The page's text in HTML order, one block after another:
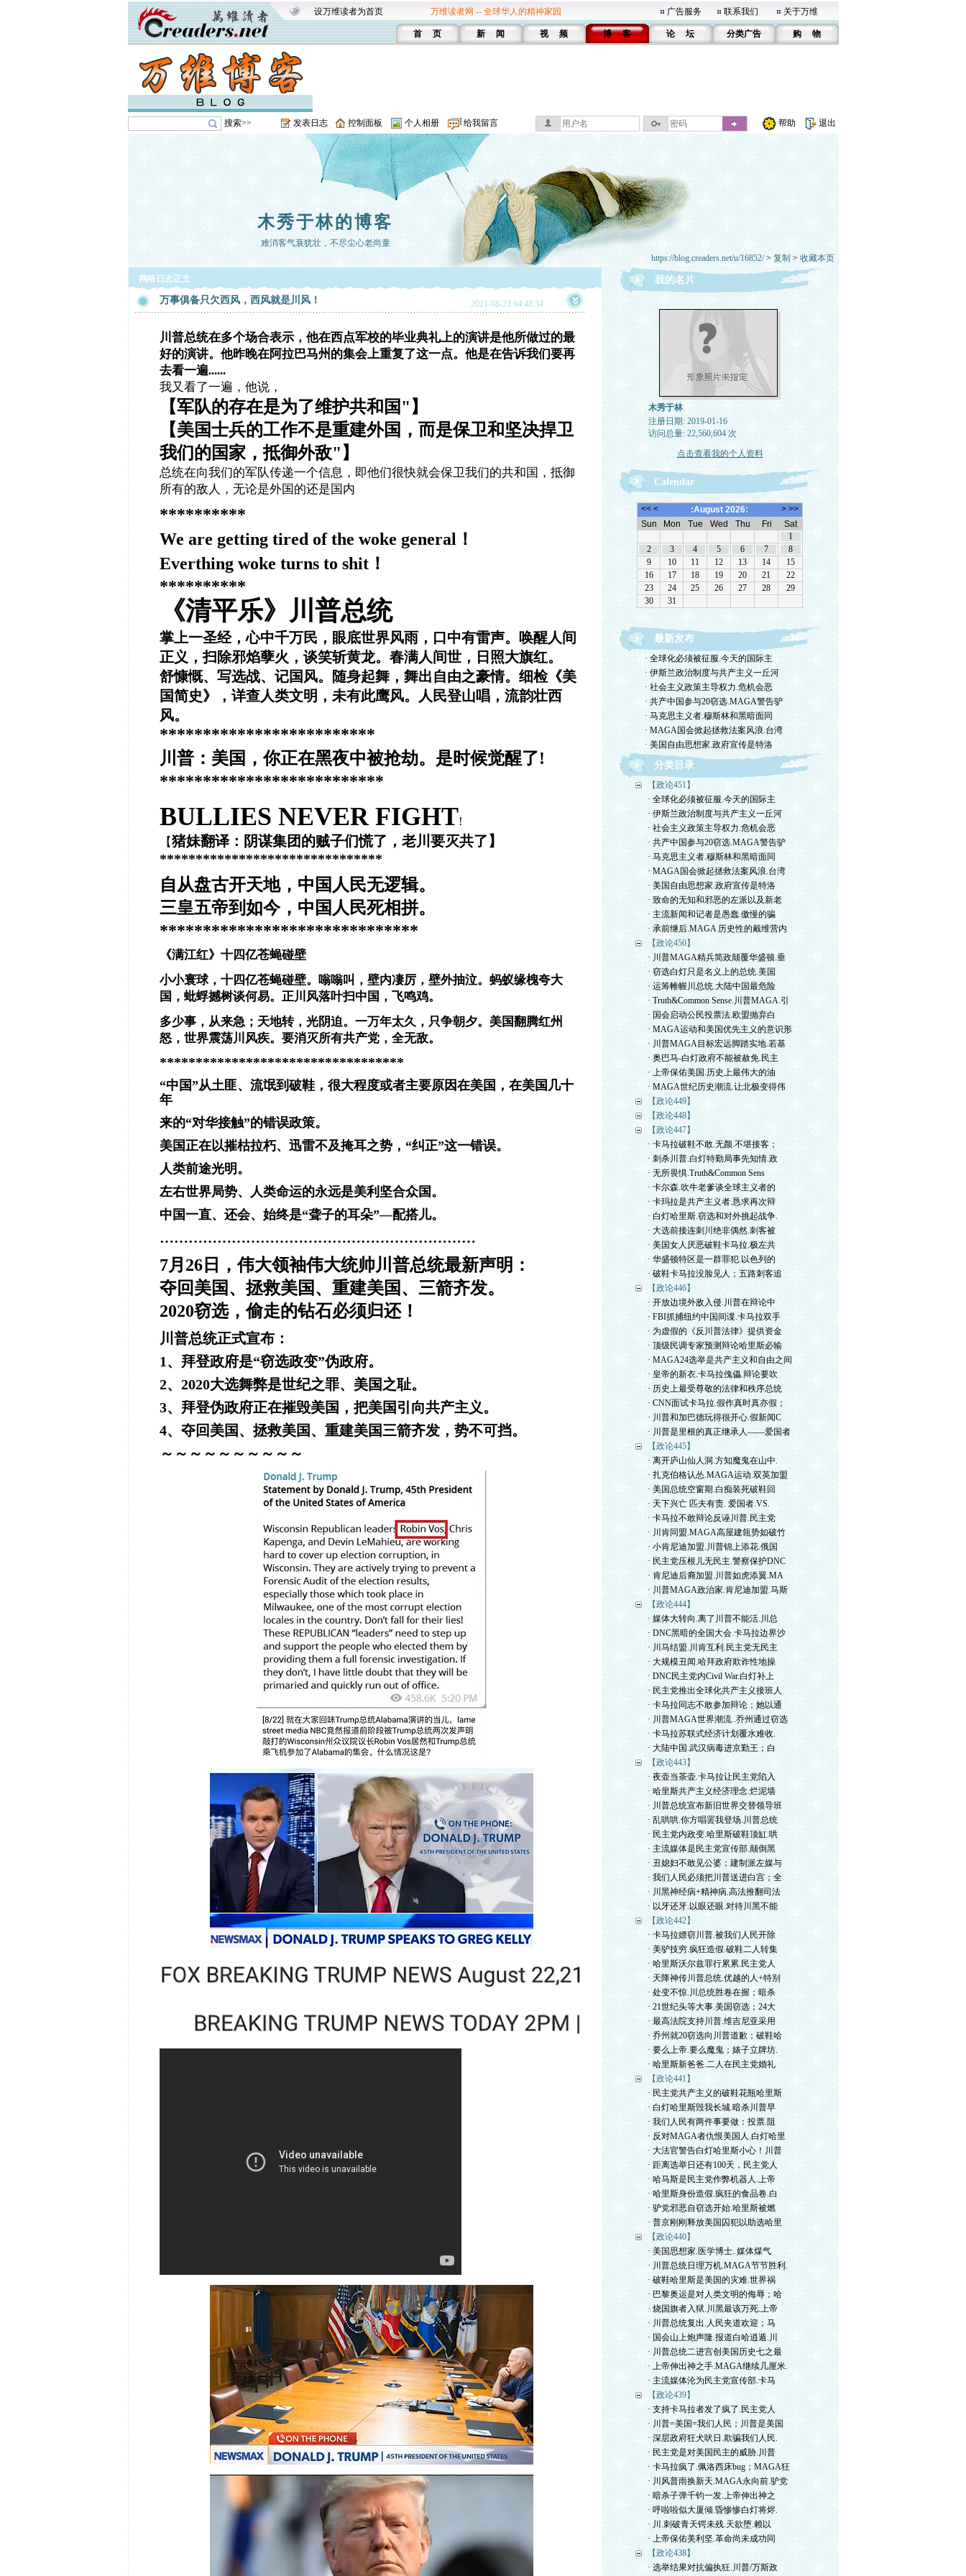
设万维读者为首页 万维读者网 -- 全球华人的精神家园 广告服务 联系我们 关于万维
首 页 新 闻 视 频 博 客 论 坛 分类广告 购 物
搜索>> 发表日志 控制面板 个人相册 给我留言 帮助 退出
木秀于林的博客
难消客气衰犹壮，不尽尘心老尚童
https://blog.creaders.net/u/16852/> 复制 > 收藏本页
网络日志正文
万事俱备只欠西风，西风就是川风！ 2021-08-23 04:48:34
川普总统在多个场合表示，他在西点军校的毕业典礼上的演讲是他所做过的最
好的演讲。他昨晚在阿拉巴马州的集会上重复了这一点。他是在告诉我们要再
去看一遍......
我又看了一遍，他说，
【军队的存在是为了维护共和国"】
【美国士兵的工作不是重建外国，而是保卫和坚决捍卫
我们的国家，抵御外敌"】
总统在向我们的军队传递一个信息，即他们很快就会保卫我们的共和国，抵御
所有的敌人，无论是外国的还是国内
**********
We are getting tired of the woke general！
Everthing woke turns to shit！
**********
《清平乐》川普总统
掌上一圣经，心中千万民，眼底世界风雨，口中有雷声。唤醒人间
正义，扫除邪焰孽火，谈笑斩黄龙。春满人间世，日照大旗红。
舒慷慨、写选战、记国风。随身起舞，舞出自由之豪情。细检《美
国简史》，详查人类文明，未有此鹰风。人民登山唱，流韵壮西
风。
*************************
川普：美国，你正在黑夜中被抢劫。是时候觉醒了!
**************************
BULLIES NEVER FIGHT!
【猪妹翻译：阴谋集团的贼子们慌了，老川要灭共了】
*******************************
自从盘古开天地，中国人民无逻辑。
三皇五帝到如今，中国人民死相拼。
******************************
《满江红》十四亿苍蝇碰壁
小小寰球，十四亿苍蝇碰壁。嗡嗡叫，壁内凄厉，壁外抽泣。蚂蚁缘槐夸大
国，蚍蜉撼树谈何易。正川风落叶扫中国，飞鸣鸡。
多少事，从来急；天地转，光阴迫。一万年太久，只争朝夕。美国翻腾红州
怒，世界震荡川风疾。要消灭所有共产党，全无敌。
**********************************
“中国”从土匪、流氓到破鞋，很大程度或者主要原因在美国，在美国几十
年
来的“对华接触”的错误政策。
美国正在以摧枯拉朽、迅雷不及掩耳之势，“纠正”这一错误。
人类前途光明。
左右世界局势、人类命运的永远是美利坚合众国。
中国一直、还会、始终是“聋子的耳朵”—配搭儿。
…………………………………………………………
7月26日，伟大领袖伟大统帅川普总统最新声明：
夺回美国、拯救美国、重建美国、三箭齐发。
2020窃选，偷走的钻石必须归还！
川普总统正式宣布：
1、拜登政府是“窃选政变”伪政府。
2、2020大选舞弊是世纪之罪、美国之耻。
3、拜登伪政府正在摧毁美国，把美国引向共产主义。
4、夺回美国、拯救美国、重建美国三箭齐发，势不可挡。
～～～～～～～～～～
我的名片
木秀于林
注册日期: 2019-01-16
访问总量: 22,560,604 次
点击查看我的个人资料
Calendar
最新发布
· 全球化必须被征服.今天的国际主
· 伊斯兰政治制度与共产主义一丘河
· 社会主义政策主导权力.危机会恶
· 共产中国参与20窃选.MAGA警告驴
· 马克思主义者.穆斯林和黑暗面同
· MAGA国会掀起拯救法案风浪.台湾
· 美国自由思想家.政府宣传是特洛
分类目录
【政论451】
· 全球化必须被征服.今天的国际主
· 伊斯兰政治制度与共产主义一丘河
· 社会主义政策主导权力.危机会恶
· 共产中国参与20窃选.MAGA警告驴
· 马克思主义者.穆斯林和黑暗面同
· MAGA国会掀起拯救法案风浪.台湾
· 美国自由思想家.政府宣传是特洛
· 致命的无知和邪恶的左派以及新老
· 主流新闻和记者是愚蠢.傲慢的骗
· 承前继后.MAGA 历史性的戴维营内
【政论450】
· 川普MAGA精兵简政颠覆华盛顿.垂
· 窃选白灯只是名义上的总统.美国
· 运筹帷幄川总统.大陆中国最危险
· Truth&Common Sense.川普MAGA.引
· 国会启动公民投票法.欧盟抛弃白
· MAGA运动和美国优先主义的意识形
· 川普MAGA目标宏远脚踏实地.若基
· 奥巴马-白灯政府不能被赦免.民主
· 上帝保佑美国.历史上最伟大的油
· MAGA世纪历史潮流.让北极变得伟
【政论449】
【政论448】
【政论447】
· 卡马拉破鞋不敢.无颜.不堪接客；
· 刺杀川普.白灯特勤局事先知情.政
· 无所畏惧.Truth&Common Sens
· 卡尔森.吹牛老爹谈全球主义者的
· 卡玛拉是共产主义者.恳求再次辩
· 白灯哈里斯.窃选和对外挑起战争.
· 大选前接连刺川绝非偶然.刺客被
· 美国女人厌恶破鞋卡马拉.极左共
· 华盛顿特区是一群罪犯.以色列的
· 破鞋卡马拉没脸见人；五路刺客追
【政论446】
· 开放边境外敌入侵.川普在辩论中
· FBI抓捕纽约中国间谍.卡马拉双手
· 为虚假的《反川普法律》提供资金
· 顶级民调专家预测辩论哈里斯必输
· MAGA24选举是共产主义和自由之间
· 皇帝的新衣.卡马拉傀儡.辩论要吹
· 历史上最受尊敬的法律和秩序总统
· CNN面试卡马拉.假作真时真亦假；
· 川普和加巴德玩得很开心.假新闻C
· 川普是里根的真正继承人——爱国者
【政论445】
· 离开庐山仙人洞.方知魔鬼在山中.
· 扎克伯格认怂.MAGA运动.双英加盟
· 美国总统空窗期.白痴装死破鞋回
· 天下兴亡 匹夫有责. 爱国者.VS.
· 卡马拉不敢辩论反诬川普.民主党
· 川肯同盟.MAGA高屋建瓴势如破竹
· 小肯尼迪加盟.川普锦上添花.俄国
· 民主党压根儿无民主.警察保护DNC
· 肯尼迪后裔加盟.川普如虎添翼.MA
· 川普MAGA政治家.肯尼迪加盟.马斯
【政论444】
· 媒体大转向.离了川普不能活.川总
· DNC黑暗的全国大会.卡马拉边界沙
· 川马结盟.川肯互利.民主党无民主
· 大规模丑闻.哈拜政府欺诈性地操
· DNC民主党内Civil War.白灯补上
· 民主党推出全球化共产主义接班人
· 卡马拉同志不敢参加辩论；她以通
· 川普MAGA世界潮流..乔州通过窃选
· 卡马拉苏联式经济计划覆水难收.
· 大陆中国.武汉病毒进京勤王；白
【政论443】
· 夜壶当茶壶.卡马拉让民主党陷入
· 哈里斯共产主义经济理念.烂泥墙
· 川普总统宣布新旧世界交替领导班
· 乱哄哄.你方唱罢我登场.川普总统
· 民主党内政变.哈里斯破鞋顶缸.哄
· 主流媒体是民主党宣传部.颠倒黑
· 丑媳妇不敢见公婆；建制派左媒与
· 我们人民必须把川普送进白宫；全
· 川黑神经病+精神病.高法推翻司法
· 以牙还牙.以眼还眼.对待川黑不能
【政论442】
· 卡马拉嫖窃川普.被我们人民开除
· 美驴技穷.疯狂造假.破鞋二人转集
· 哈里斯沃尔兹罪行累累.民主党人
· 天降神传川普总统.优越的人+特别
· 处变不惊.川总统胜卷在握；暗杀
· 21世纪头等大事.美国窃选；24大
· 最高法院支持川普.维吉尼亚采用
· 乔州就20窃选向川普道歉；破鞋哈
· 要么上帝.要么魔鬼；婊子立牌坊.
· 哈里斯新爸爸.二人在民主党婚礼
【政论441】
· 民主党共产主义的破鞋花瓶哈里斯
· 白灯哈里斯毁我长城.暗杀川普早
· 我们人民有两件事要做：投票.阻
· 反对MAGA者仇恨美国人.白灯哈里
· 大法官警告白灯哈里斯小心！川普
· 距离选举日还有100天，民主党人
· 哈马斯是民主党作弊机器人.上帝
· 哈里斯身份造假.疯狂的食品卷.白
· 驴党邪恶自窃选开始.哈里斯被燃
· 普京刚刚释放美国囚犯以助选哈里
【政论440】
· 美国思想家.医学博士. 媒体煤气
· 川普总统日理万机.MAGA节节胜利.
· 破鞋哈里斯是美国的灾难.世界祸
· 巴黎奥运是对人类文明的侮辱；哈
· 烧国旗者入狱.川黑最该万死.上帝
· 川普总统复出.人民夹道欢迎；马
· 国会山上炮声隆.报道白哈逍遁.川
· 川普总统二进宫创美国历史七之最
· 上帝伸出神之手.MAGA继续几厘米.
· 主流媒体沦为民主党宣传部.卡马
【政论439】
· 支持卡马拉者发了疯了.民主党人
· 川普=美国=我们人民；川普是美国
· 深层政府狂犬吠日.欺骗我们人民.
· 民主党是对美国民主的威胁.川普
· 卡马拉疯了.佩洛西床bug；MAGA狂
· 川风普雨换新天.MAGA永向前.驴党
· 暗杀子弹千钧一发.上帝伸出神之
· 呼啦啦似大厦倾.昏惨惨白灯将烬.
· 川.刺破青天锷未残.天欲堕.赖以
· 上帝保佑美利坚.革命尚未成功同
【政论438】
· 选举结果对抗偏执狂.川普/万斯政